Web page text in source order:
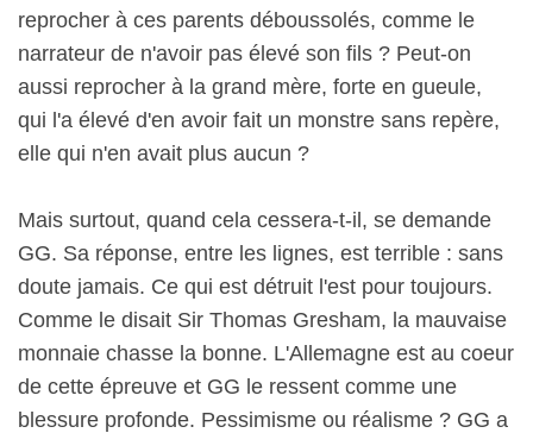
reprocher à ces parents déboussolés, comme le
narrateur de n'avoir pas élevé son fils ? Peut-on
aussi reprocher à la grand mère, forte en gueule,
qui l'a élevé d'en avoir fait un monstre sans repère,
elle qui n'en avait plus aucun ?
Mais surtout, quand cela cessera-t-il, se demande
GG. Sa réponse, entre les lignes, est terrible : sans
doute jamais. Ce qui est détruit l'est pour toujours.
Comme le disait Sir Thomas Gresham, la mauvaise
monnaie chasse la bonne. L'Allemagne est au coeur
de cette épreuve et GG le ressent comme une
blessure profonde. Pessimisme ou réalisme ? GG a